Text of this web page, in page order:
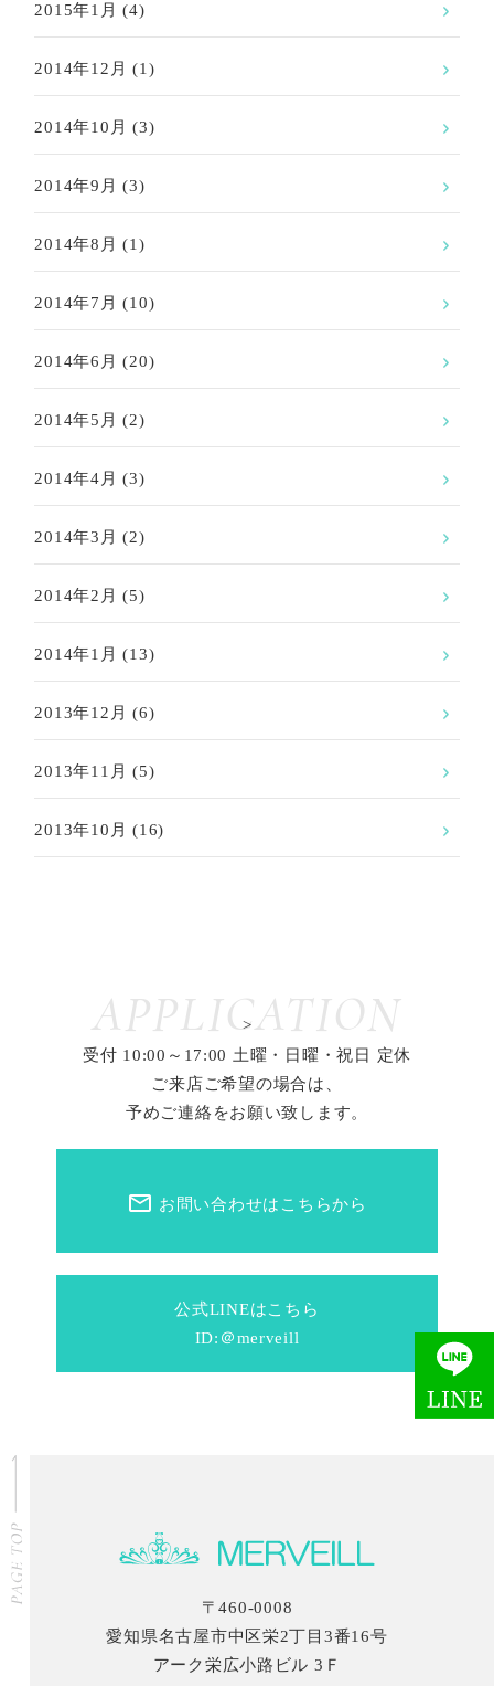
2015年1月 (4)
2014年12月 (1)
2014年10月 (3)
2014年9月 (3)
2014年8月 (1)
2014年7月 (10)
2014年6月 (20)
2014年5月 (2)
2014年4月 (3)
2014年3月 (2)
2014年2月 (5)
2014年1月 (13)
2013年12月 (6)
2013年11月 (5)
2013年10月 (16)
APPLICATION
公式LINEはこちら
ID:＠merveill
mail_outline お問い合わせはこちらから
>
受付 10:00～17:00 土曜・日曜・祝日 定休
ご来店ご希望の場合は、
予めご連絡をお願い致します。
〒460-0008
愛知県名古屋市中区栄2丁目3番16号
アーク栄広小路ビル 3Ｆ